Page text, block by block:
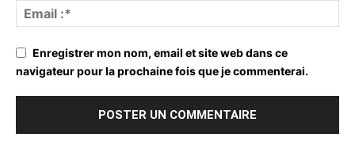
Enregistrer mon nom, email et site web dans ce
navigateur pour la prochaine fois que je commenterai.